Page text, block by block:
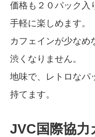
価格も２０パック入
手軽に楽しめます。
カフェインが少なめ
渋くなりません。
地味で、レトロなパ
持てます。
JVC国際協力